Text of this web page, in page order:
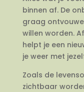
binnen af. De
graag
willen worden.
helpt je een
je weer met
Zoals de
zichtbaar